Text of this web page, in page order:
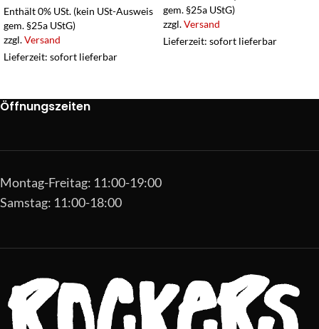
Enthält 0% USt. (kein USt-Ausweis
gem. §25a UStG)
zzgl.Versand
Lieferzeit: sofort lieferbar
gem. §25a UStG)
zzgl.Versand
Lieferzeit: sofort lieferbar
Öffnungszeiten
Montag-Freitag: 11:00-19:00
Samstag: 11:00-18:00